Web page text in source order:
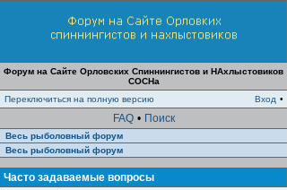
Форум на Сайте Орловских Спиннингистов и НАхлыстовиков
СОСНа
Переключиться на полную версию
Вход •
FAQ • Поиск
Весь рыболовный форум
Весь рыболовный форум
Часто задаваемые вопросы